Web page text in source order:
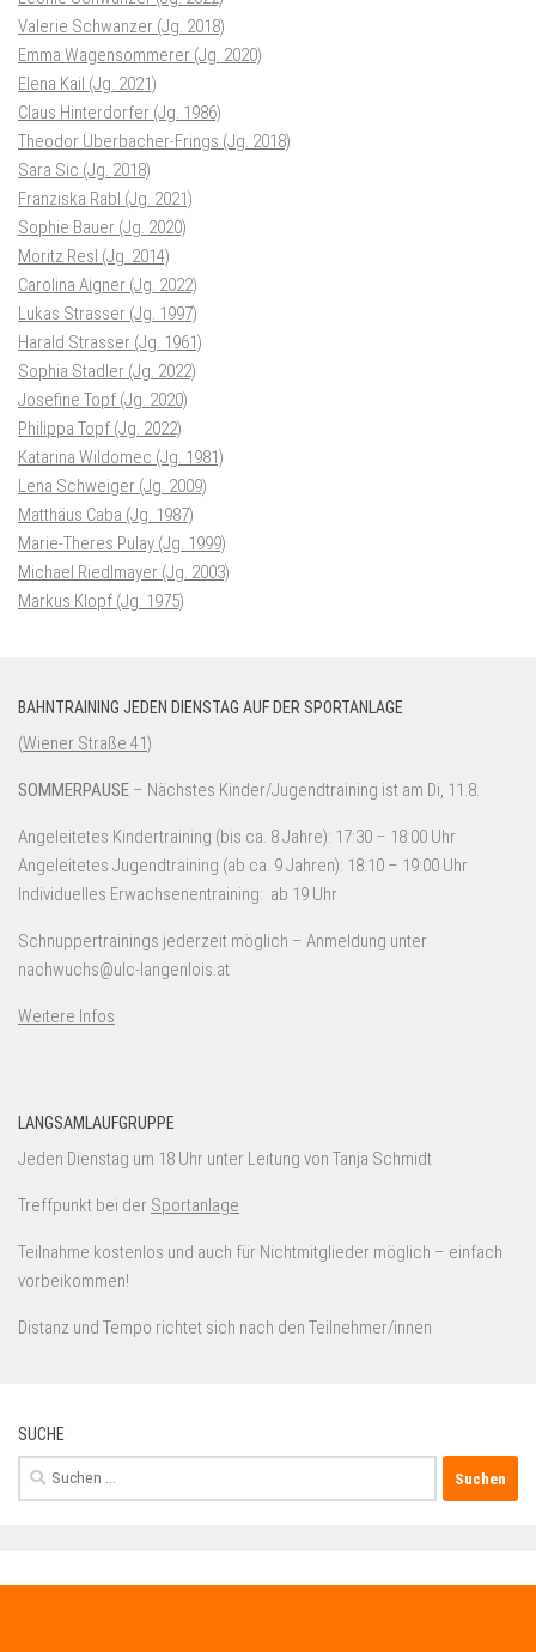
Valerie Schwanzer (Jg. 2018)
Emma Wagensommerer (Jg. 2020)
Elena Kail (Jg. 2021)
Claus Hinterdorfer (Jg. 1986)
Theodor Überbacher-Frings (Jg. 2018)
Sara Sic (Jg. 2018)
Franziska Rabl (Jg. 2021)
Sophie Bauer (Jg. 2020)
Moritz Resl (Jg. 2014)
Carolina Aigner (Jg. 2022)
Lukas Strasser (Jg. 1997)
Harald Strasser (Jg. 1961)
Sophia Stadler (Jg. 2022)
Josefine Topf (Jg. 2020)
Philippa Topf (Jg. 2022)
Katarina Wildomec (Jg. 1981)
Lena Schweiger (Jg. 2009)
Matthäus Caba (Jg. 1987)
Marie-Theres Pulay (Jg. 1999)
Michael Riedlmayer (Jg. 2003)
Markus Klopf (Jg. 1975)
BAHNTRAINING JEDEN DIENSTAG AUF DER SPORTANLAGE
(Wiener Straße 41)
SOMMERPAUSE – Nächstes Kinder/Jugendtraining ist am Di, 11.8.
Angeleitetes Kindertraining (bis ca. 8 Jahre): 17:30 – 18:00 Uhr
Angeleitetes Jugendtraining (ab ca. 9 Jahren): 18:10 – 19:00 Uhr
Individuelles Erwachsenentraining: ab 19 Uhr
Schnuppertrainings jederzeit möglich – Anmeldung unter
nachwuchs@ulc-langenlois.at
Weitere Infos
LANGSAMLAUFGRUPPE
Jeden Dienstag um 18 Uhr unter Leitung von Tanja Schmidt
Treffpunkt bei der Sportanlage
Teilnahme kostenlos und auch für Nichtmitglieder möglich – einfach
vorbeikommen!
Distanz und Tempo richtet sich nach den Teilnehmer/innen
SUCHE
Suchen
nach: